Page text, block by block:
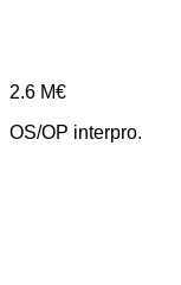
2.6 M€
OS/OP interpro.